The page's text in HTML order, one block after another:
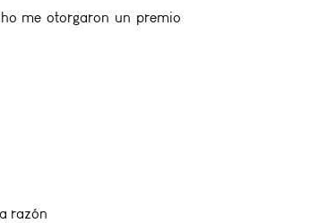
me otorgaron un premio
razón